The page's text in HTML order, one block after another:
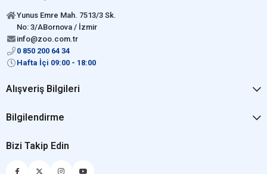
Yunus Emre Mah. 7513/3 Sk.
No: 3/ABornova / İzmir
info@zoo.com.tr
0 850 200 64 34
Hafta İçi 09:00 - 18:00
Alışveriş Bilgileri
Bilgilendirme
Bizi Takip Edin